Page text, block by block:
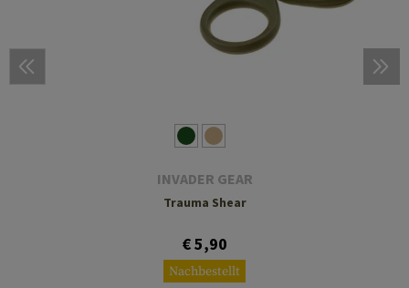
INVADER GEAR
Trauma Shear
€ 5,90
Nachbestellt